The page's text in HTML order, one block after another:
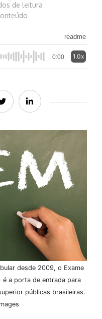
de leitura
readme
0:00 1.0x
desde 2009, o Exame
é a porta de entrada para
públicas brasileiras.